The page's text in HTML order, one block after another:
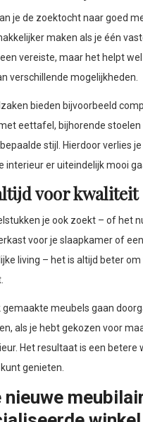
je de zoektocht naar goed
maken als je één
vereiste, maar het helpt
verschillende mogelijkheden.
bieden bijvoorbeeld
eettafel, bijhorende stoelen
stijl. Hierdoor verlies
interieur er uiteindelijk mooi
voor kwaliteit
je ook zoekt – of het
voor je slaapkamer of
living – het is altijd beter
meubels gaan
als je hebt gekozen voor
Het resultaat is een betere
genieten.
nieuwe